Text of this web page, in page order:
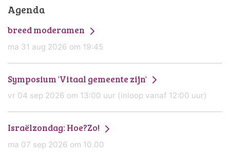
Agenda
breed moderamen
ma 31 aug 2026 om 19:45
Symposium 'Vitaal gemeente zijn'
vr 04 sep 2026 om 13:00 uur (inloop vanaf 12:00 uur)
Israëlzondag: Hoe?Zo!
ma 07 sep 2026 om 10.00